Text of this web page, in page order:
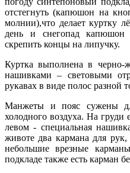
отстегнуть (капюшон на
молнии),что делает куртку
день и снегопад
скрепить концы на липучку.
Куртка выполнена в черно-
нашивками – световыми
рукавах в виде полос разной
Манжеты и пояс сужены
холодного воздуха. На груди
левом - специальная
животе два кармана для
небольшие врезные
подкладе также есть карман